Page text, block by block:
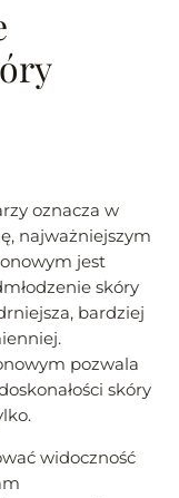
oznacza w
najważniejszym
jest
skóry
bardziej
pozwala
skóry
widoczność